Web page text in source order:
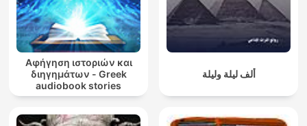
Αφήγηση ιστοριών και
διηγημάτων - Greek
audiobook stories
ألف ليلة وليلة